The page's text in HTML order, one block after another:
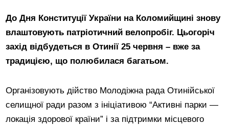
До Дня Конституції України на Коломийщині знову
влаштовують патріотичний велопробіг. Цьогоріч
захід відбудеться в Отинії 25 червня – вже за
традицією, що полюбилася багатьом.
Організовують дійство Молодіжна рада Отинійської
селищної ради разом з ініціативою “Активні парки —
локація здорової країни” і за підтримки місцевого